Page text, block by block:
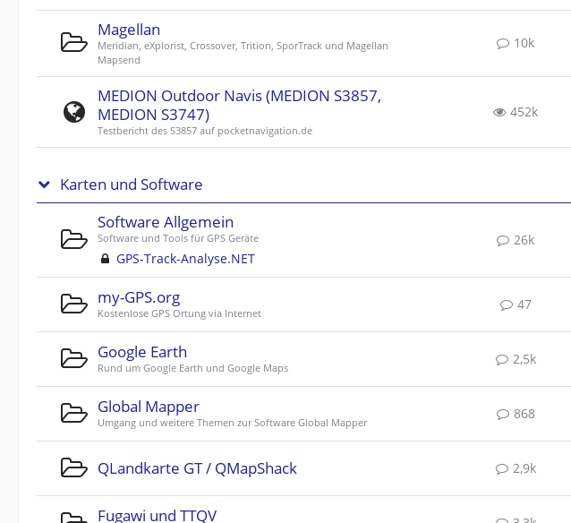
Magellan
Meridian, eXplorist, Crossover, Trition, SporTrack und Magellan
Mapsend
10k
MEDION Outdoor Navis (MEDION S3857,
MEDION S3747)
Testbericht des S3857 auf pocketnavigation.de
452k
Karten und Software
Software Allgemein
Software und Tools für GPS Geräte
GPS-Track-Analyse.NET
26k
my-GPS.org
Kostenlose GPS Ortung via Internet
47
Google Earth
Rund um Google Earth und Google Maps
2,5k
Global Mapper
Umgang und weitere Themen zur Software Global Mapper
868
QLandkarte GT / QMapShack 2,9k
Fugawi und TTQV